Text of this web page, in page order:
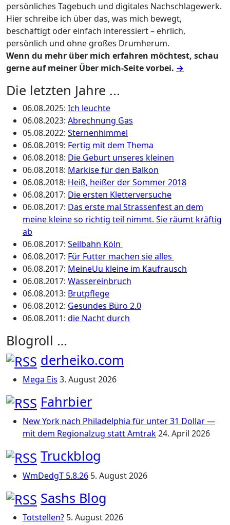
persönliches Tagebuch und digitales Nachschlagewerk.
Hier schreibe ich über das, was mich bewegt,
beschäftigt oder einfach interessiert – ehrlich,
persönlich und ohne großes Drumherum.
Wenn du mehr über mich erfahren möchtest, schau
gerne auf meiner Über mich-Seite vorbei. →
Die letzten Jahre ...
06.08.2025: Ich leuchte
06.08.2023: Abrechnung Gas
05.08.2022: Sternenhimmel
06.08.2019: Fertig mit dem Thema
06.08.2018: Die Geburt unseres kleinen
06.08.2018: Markise für den Balkon
06.08.2018: Heiß, heißer der Sommer 2018
06.08.2017: Die ersten Kletterversuche
06.08.2017: Das erste mal Strassenfest an dem
meine kleine so richtig teil nimmt. Sie räumt kräftig
ab
06.08.2017: Seilbahn Köln
06.08.2017: Für Futter machen sie alles
06.08.2017: MeineUu kleine im Kaufrausch
06.08.2017: Wassereinbruch
06.08.2013: Brutpflege
06.08.2012: Gesundes Büro 2.0
06.08.2011: die Nacht durch
Blogroll …
derheiko.com
Mega Eis 3. August 2026
Fahrbier
New York nach Philadelphia für unter 31 Dollar —
mit dem Regionalzug statt Amtrak24. April 2026
Truckblog
WmDedgT 5.8.26 5. August 2026
Sashs Blog
Totstellen? 5. August 2026